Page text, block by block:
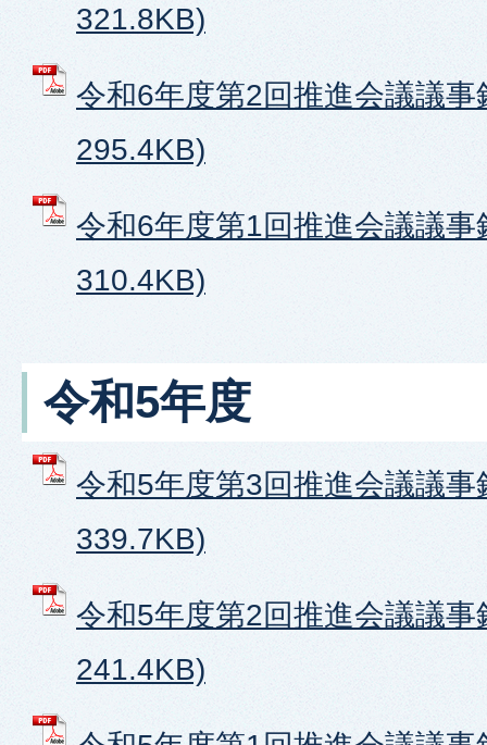
321.8KB)
令和6年度第2回推進会議議
295.4KB)
令和6年度第1回推進会議議
310.4KB)
令和5年度
令和5年度第3回推進会議議
339.7KB)
令和5年度第2回推進会議議
241.4KB)